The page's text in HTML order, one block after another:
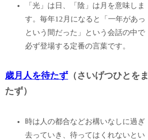
「光」は日、「陰」は月を意味しま
す。毎年12月になると「一年があっ
という間だった」という会話の中で
必ず登場する定番の言葉です。
歳月人を待たず （さいげつひとをま
たず）
時は人の都合などお構いなしに過ぎ
去っていき、待ってはくれないとい